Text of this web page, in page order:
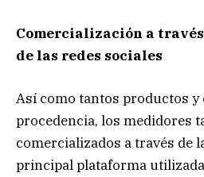
Comercialización a través
de las redes sociales
Así como tantos productos y
procedencia, los medidores
comercializados a través de
principal plataforma